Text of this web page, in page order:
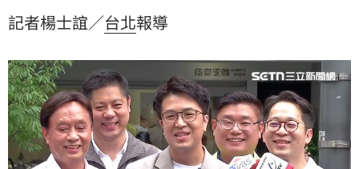
洋也笑喊「當然是可以」，但自己最希望蔣萬安能先親
記者楊士誼／台北報導